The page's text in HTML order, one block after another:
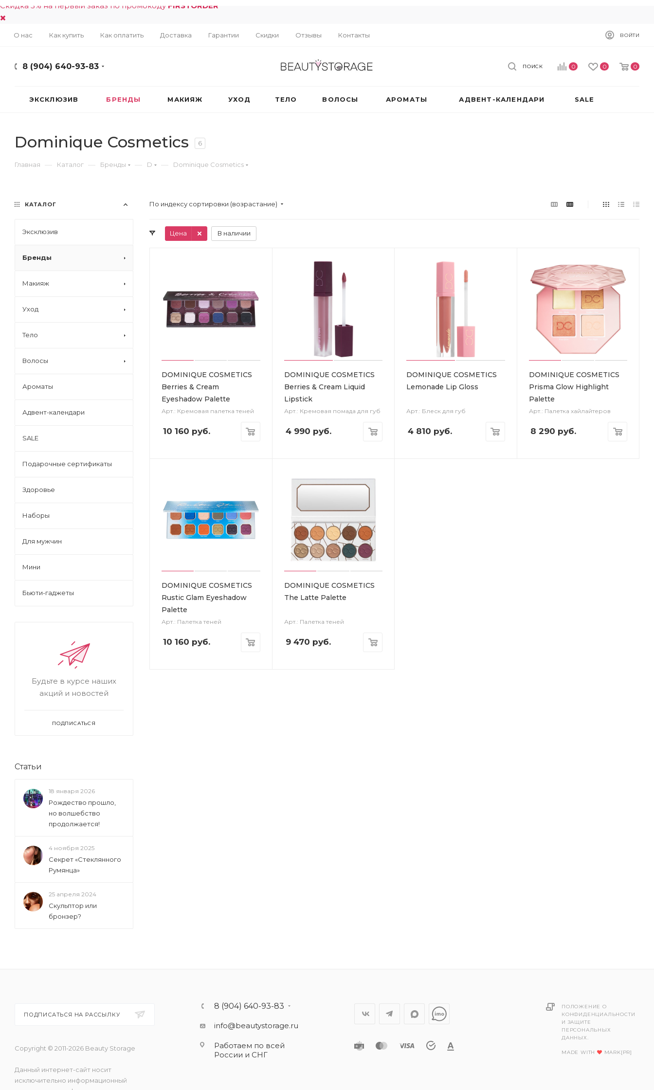
Скидка 5% на первый заказ по промокоду FIRSTORDER
О нас Как купить Как оплатить Доставка Гарантии Скидки Отзывы Контакты ВОЙТИ
8 (904) 640-93-83 0 0 0
ПОИСК
ЭКСКЛЮЗИВ БРЕНДЫ МАКИЯЖ УХОД ТЕЛО ВОЛОСЫ АРОМАТЫ АДВЕНТ-КАЛЕНДАРИ SALE
Dominique Cosmetics 6
Главная — Каталог — Бренды — D — Dominique Cosmetics
По индексу сортировки (возрастание)
Цена В наличии
DOMINIQUE COSMETICS
Berries & Cream
Eyeshadow Palette
Арт.: Кремовая палетка теней
10 160 руб.
DOMINIQUE COSMETICS
Berries & Cream Liquid
Lipstick
Арт.: Кремовая помада для губ
4 990 руб.
DOMINIQUE COSMETICS
Lemonade Lip Gloss
Арт.: Блеск для губ
4 810 руб.
DOMINIQUE COSMETICS
Prisma Glow Highlight
Palette
Арт.: Палетка хайлайтеров
8 290 руб.
DOMINIQUE COSMETICS
Rustic Glam Eyeshadow
Palette
Арт.: Палетка теней
10 160 руб.
DOMINIQUE COSMETICS
The Latte Palette
Арт.: Палетка теней
9 470 руб.
КАТАЛОГ
Эксклюзив
Бренды
Макияж
Уход
Тело
Волосы
Ароматы
Адвент-календари
SALE
Подарочные сертификаты
Здоровье
Наборы
Для мужчин
Мини
Бьюти-гаджеты
Будьте в курсе наших
акций и новостей
ПОДПИСАТЬСЯ
Статьи
18 января 2026
Рождество прошло,
но волшебство
продолжается!
4 ноября 2025
Секрет «Стеклянного
Румянца»
25 апреля 2024
Скульптор или
бронзер?
ПОДПИСАТЬСЯ НА РАССЫЛКУ
Copyright © 2011-2026 Beauty Storage
Данный интернет-сайт носит
исключительно информационный
8 (904) 640-93-83
info@beautystorage.ru
Работаем по всей
России и СНГ
ПОЛОЖЕНИЕ О
КОНФИДЕНЦИАЛЬНОСТИ
И ЗАЩИТЕ
ПЕРСОНАЛЬНЫХ
ДАННЫХ.
MADE WITH MARK[PR]